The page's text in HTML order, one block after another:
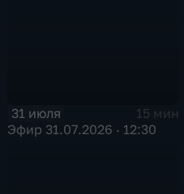
31 июля
15 мин
Эфир 31.07.2026 · 12:30